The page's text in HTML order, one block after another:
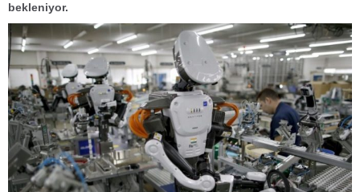
bekleniyor.